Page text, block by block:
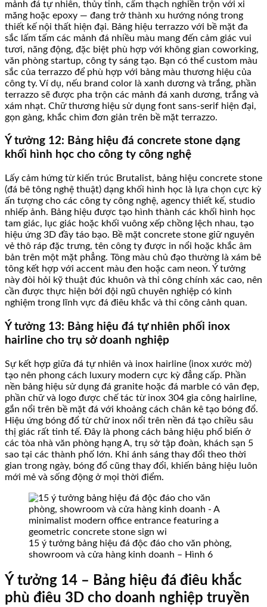
mảnh đá tự nhiên, thủy tinh, cẩm thạch nghiền trộn với xi
măng hoặc epoxy — đang trở thành xu hướng nóng trong
thiết kế nội thất hiện đại. Bảng hiệu terrazzo với bề mặt đa
sắc lấm tấm các mảnh đá nhiều màu mang đến cảm giác vui
tươi, năng động, đặc biệt phù hợp với không gian coworking,
văn phòng startup, công ty sáng tạo. Bạn có thể custom màu
sắc của terrazzo để phù hợp với bảng màu thương hiệu của
công ty. Ví dụ, nếu brand color là xanh dương và trắng, phần
terrazzo sẽ được pha trộn các mảnh đá xanh dương, trắng và
xám nhạt. Chữ thương hiệu sử dụng font sans-serif hiện đại,
gọn gàng, khắc chìm đơn giản trên bề mặt terrazzo.
Ý tưởng 12: Bảng hiệu đá concrete stone dạng
khối hình học cho công ty công nghệ
Lấy cảm hứng từ kiến trúc Brutalist, bảng hiệu concrete stone
(đá bê tông nghệ thuật) dạng khối hình học là lựa chọn cực kỳ
ấn tượng cho các công ty công nghệ, agency thiết kế, studio
nhiếp ảnh. Bảng hiệu được tạo hình thành các khối hình học
tam giác, lục giác hoặc khối vuông xếp chồng lệch nhau, tạo
hiệu ứng 3D đầy táo bạo. Bề mặt concrete stone giữ nguyên
vẻ thô ráp đặc trưng, tên công ty được in nổi hoặc khắc âm
bản trên một mặt phẳng. Tông màu chủ đạo thường là xám bê
tông kết hợp với accent màu đen hoặc cam neon. Ý tưởng
này đòi hỏi kỹ thuật đúc khuôn và thi công chính xác cao, nên
cần được thực hiện bởi đội ngũ chuyên nghiệp có kinh
nghiệm trong lĩnh vực đá điêu khắc và thi công cảnh quan.
Ý tưởng 13: Bảng hiệu đá tự nhiên phối inox
hairline cho trụ sở doanh nghiệp
Sự kết hợp giữa đá tự nhiên và inox hairline (inox xước mờ)
tạo nên phong cách luxury modern cực kỳ đẳng cấp. Phần
nền bảng hiệu sử dụng đá granite hoặc đá marble có vân đẹp,
phần chữ và logo được chế tác từ inox 304 gia công hairline,
gắn nổi trên bề mặt đá với khoảng cách chân kê tạo bóng đổ.
Hiệu ứng bóng đổ từ chữ inox nổi trên nền đá tạo chiều sâu
thị giác rất tinh tế. Đây là phong cách bảng hiệu phổ biến ở
các tòa nhà văn phòng hạng A, trụ sở tập đoàn, khách sạn 5
sao tại các thành phố lớn. Khi ánh sáng thay đổi theo thời
gian trong ngày, bóng đổ cũng thay đổi, khiến bảng hiệu luôn
mới mẻ và sống động ở mọi thời điểm.
15 ý tưởng bảng hiệu đá độc đáo cho văn phòng,
showroom và cửa hàng kinh doanh – Hình 6
Ý tưởng 14 – Bảng hiệu đá điêu khắc
phù điêu 3D cho doanh nghiệp truyền